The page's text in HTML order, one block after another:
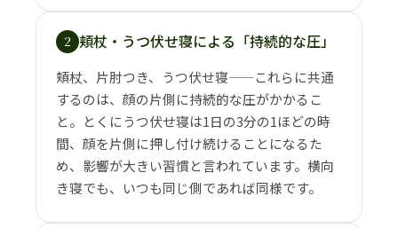
2 頬杖・うつ伏せ寝による「持続的な圧」
頬杖、片肘つき、うつ伏せ寝——これらに共通
するのは、顔の片側に持続的な圧がかかるこ
と。とくにうつ伏せ寝は1日の3分の1ほどの時
間、顔を片側に押し付け続けることになるた
め、影響が大きい習慣と言われています。横向
き寝でも、いつも同じ側であれば同様です。